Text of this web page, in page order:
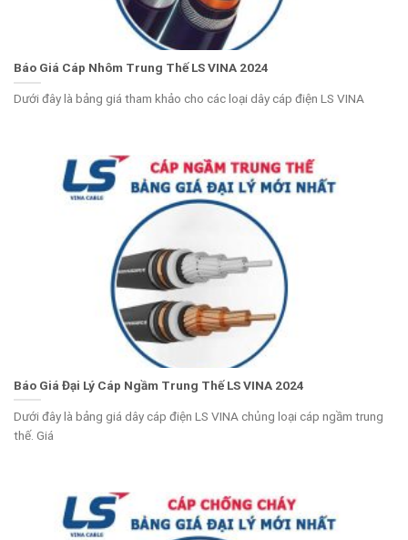
Báo Giá Cáp Nhôm Trung Thế LS VINA 2024
Dưới đây là bảng giá tham khảo cho các loại dây cáp điện LS VINA
Báo Giá Đại Lý Cáp Ngầm Trung Thế LS VINA 2024
Dưới đây là bảng giá dây cáp điện LS VINA chủng loại cáp ngầm trung
thế. Giá